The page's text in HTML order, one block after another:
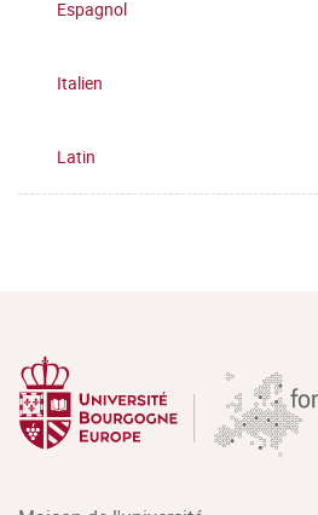
Espagnol
Italien
Latin